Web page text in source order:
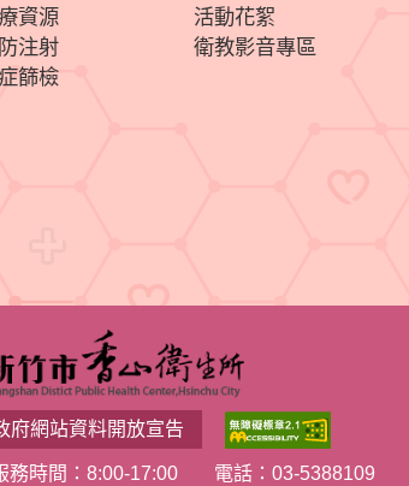
資源
注射
篩檢
活動花絮
衛教影音專區
府網站資料開放宣告
務時間：8:00-17:00 電話：03-5388109